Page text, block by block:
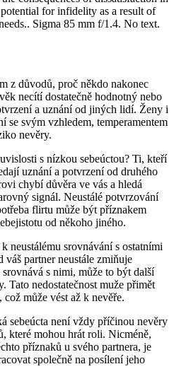
z důvodů, proč někdo nakonec
necítí dostatečně hodnotný nebo
a uznání od jiných lidí. Ženy i
se svým vzhledem, temperamentem
nevěry.
s nízkou sebeúctou? Ti, kteří
uznání a potvrzení od druhého
chybí důvěra ve vás a hledá
signál. Neustálé potvrzování
flirtu může být příznakem
od někoho jiného.
neustálému srovnávání s ostatními
váš partner neustále zmiňuje
s nimi, může to být další
Tato nedostatečnost muže přimět
může vést až k nevěře.
sebeúcta není vždy příčinou nevěry
které mohou hrát roli. Nicméně,
příznaků u svého partnera, je
společně na posílení jeho